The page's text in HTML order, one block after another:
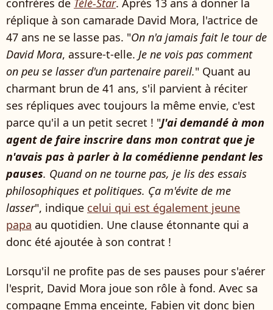
confrères de Télé-Star. Après 13 ans à donner la
réplique à son camarade David Mora, l'actrice de
47 ans ne se lasse pas. "On n'a jamais fait le tour de
David Mora, assure-t-elle. Je ne vois pas comment
on peu se lasser d'un partenaire pareil." Quant au
charmant brun de 41 ans, s'il parvient à réciter
ses répliques avec toujours la même envie, c'est
parce qu'il a un petit secret ! "J'ai demandé à mon
agent de faire inscrire dans mon contrat que je
n'avais pas à parler à la comédienne pendant les
pauses. Quand on ne tourne pas, je lis des essais
philosophiques et politiques. Ça m'évite de me
lasser", indique celui qui est également jeune
papa au quotidien. Une clause étonnante qui a
donc été ajoutée à son contrat !
Lorsqu'il ne profite pas de ses pauses pour s'aérer
l'esprit, David Mora joue son rôle à fond. Avec sa
compagne Emma enceinte, Fabien vit donc bien